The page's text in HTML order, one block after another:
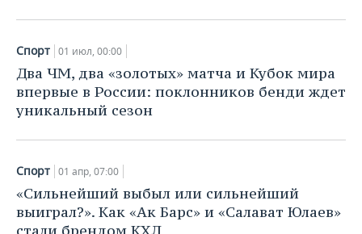
Спорт 01 июл, 00:00
Два ЧМ, два «золотых» матча и Кубок мира
впервые в России: поклонников бенди ждет
уникальный сезон
Спорт 01 апр, 07:00
«Сильнейший выбыл или сильнейший
выиграл?». Как «Ак Барс» и «Салават Юлаев»